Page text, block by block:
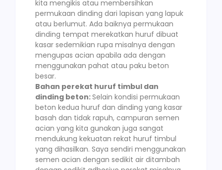
kita mengikis atau membersihkan
permukaan dinding dari lapisan yang lapuk
atau berlumut. Ada baiknya permukaan
dinding tempat merekatkan huruf dibuat
kasar sedemikian rupa misalnya dengan
mengupas acian apabila ada dengan
menggunakan pahat atau paku beton
besar.
Bahan perekat huruf timbul dan
dinding beton:Selain kondisi permukaan
beton kedua huruf dan dinding yang kasar
basah dan tidak rapuh, campuran semen
acian yang kita gunakan juga sangat
mendukung kekuatan rekat huruf timbul
yang dihasilkan. Saya sendiri menggunakan
semen acian dengan sedikit air ditambah